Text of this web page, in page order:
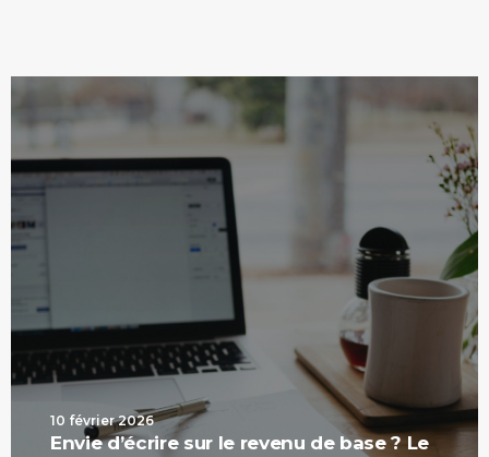
10 février 2026
Envie d’écrire sur le revenu de base ? Le